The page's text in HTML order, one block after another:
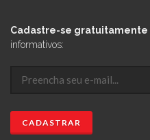
Cadastre-se gratuitamente
informativos: